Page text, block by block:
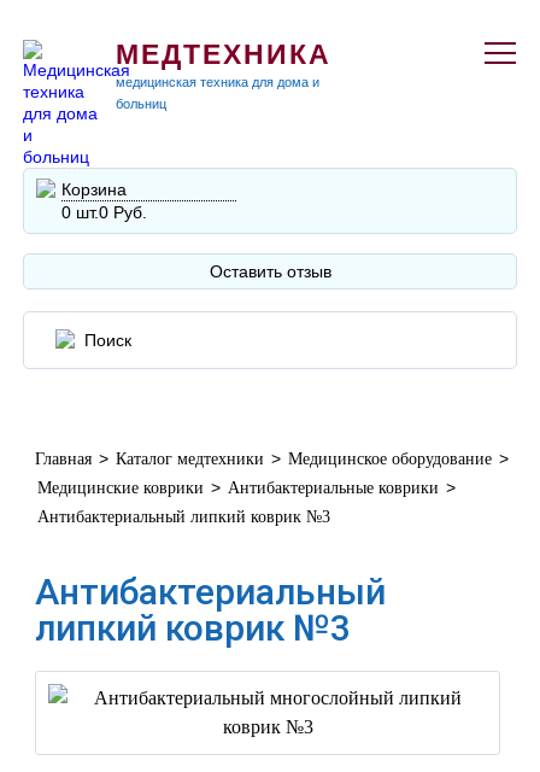
МЕДТЕХНИКА
медицинская техника для дома и
больниц
Корзина
0 шт.0 Руб.
Оставить отзыв
Главная > Каталог медтехники > Медицинское оборудование >
Медицинские коврики > Антибактериальные коврики >
Антибактериальный липкий коврик №3
Антибактериальный
липкий коврик №3